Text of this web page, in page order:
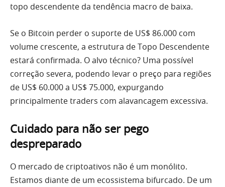
topo descendente da tendência macro de baixa.
Se o Bitcoin perder o suporte de US$ 86.000 com
volume crescente, a estrutura de Topo Descendente
estará confirmada. O alvo técnico? Uma possível
correção severa, podendo levar o preço para regiões
de US$ 60.000 a US$ 75.000, expurgando
principalmente traders com alavancagem excessiva.
Cuidado para não ser pego
despreparado
O mercado de criptoativos não é um monólito.
Estamos diante de um ecossistema bifurcado. De um